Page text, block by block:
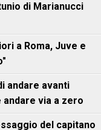
di Marianucci
a Roma, Juve e
andare avanti
via a zero
del capitano